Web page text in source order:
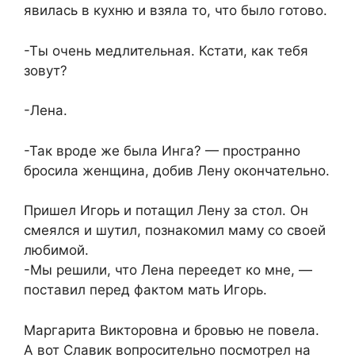
явилась в кухню и взяла то, что было готово.
-Ты очень медлительная. Кстати, как тебя
зовут?
-Лена.
-Так вроде же была Инга? — пространно
бросила женщина, добив Лену окончательно.
Пришел Игорь и потащил Лену за стол. Он
смеялся и шутил, познакомил маму со своей
любимой.
-Мы решили, что Лена переедет ко мне, —
поставил перед фактом мать Игорь.
Маргарита Викторовна и бровью не повела.
А вот Славик вопросительно посмотрел на